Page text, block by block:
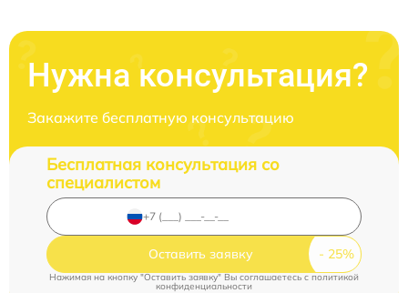
Нужна консультация?
Закажите бесплатную консультацию
Бесплатная консультация со
специалистом
Оставить заявку
Нажимая на кнопку "Оставить заявку" Вы соглашаетесь cполитикой
конфиденциальности